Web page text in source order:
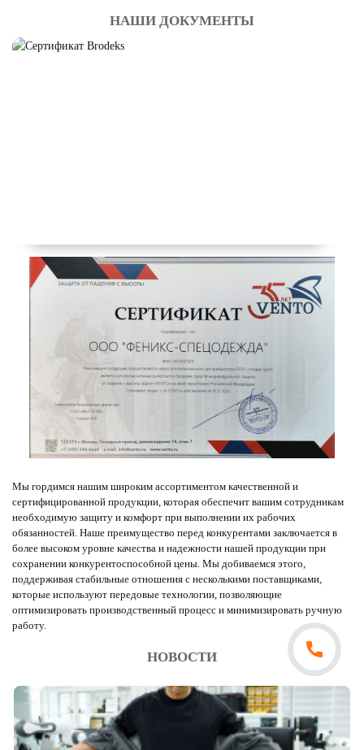
НАШИ ДОКУМЕНТЫ
Мы гордимся нашим широким ассортиментом качественной и
сертифицированной продукции, которая обеспечит вашим сотрудникам
необходимую защиту и комфорт при выполнении их рабочих
обязанностей. Наше преимущество перед конкурентами заключается в
более высоком уровне качества и надежности нашей продукции при
сохранении конкурентоспособной цены. Мы добиваемся этого,
поддерживая стабильные отношения с несколькими поставщиками,
которые используют передовые технологии, позволяющие
оптимизировать производственный процесс и минимизировать ручную
работу.
НОВОСТИ